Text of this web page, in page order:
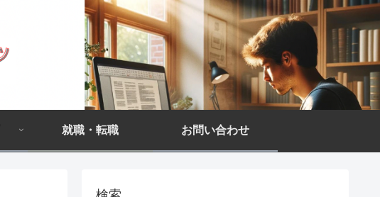
就職・転職 お問い合わせ